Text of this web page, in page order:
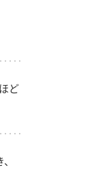
ど